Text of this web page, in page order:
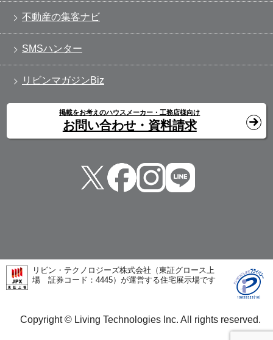
不動産の集客ナビ
SMSハンター
リビンマガジンBiz
掲載をお考えのハウスメーカー・工務店様向け
お問い合わせ・資料請求
リビン・テクノロジーズ株式会社（東証グロース上
場 証券コード：4445）が運営する住宅展示場です
Copyright © Living Technologies Inc. All rights reserved.